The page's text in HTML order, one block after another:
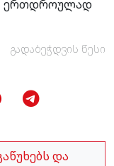
ერთდროულად
გადაბეჭდვის წესი
და